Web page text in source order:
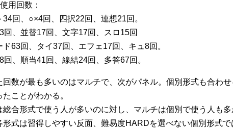
用回数：
34回、○×4回、四択22回、連想21回。
回、並替17回、文字17回、スロ15回
ド63回、タイ37回、エフェ17回、キュ8回。
回、順当41回、線結24回、多答67回。
回数が最も多いのはマルチで、次がパネル。個別形式も合わ
ことがわかる。
総合形式で使う人が多いのに対し、マルチは個別で使う人も多
形式は習得しやすい反面、難易度HARDを選べない個別形式で